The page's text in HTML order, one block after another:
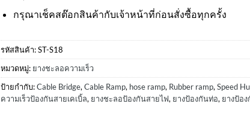
กรุณาเช็คสต๊อกสินค้ากับเจ้าหน้าที่ก่อนสั่งซื้อทุกครั้ง
รหัสสินค้า:ST-S18
หมวดหมู่: ยางชะลอความเร็ว
ป้ายกำกับ:Cable Bridge,Cable Ramp, hose ramp, Rubber ramp,Speed
ความเร็วป้องกันสายเคเบิ้ล, ยางชะลอป้องกันสายไฟ, ยางป้องกันท่อ, ยางป้อ